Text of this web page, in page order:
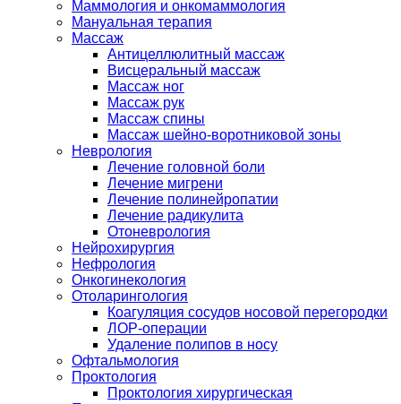
Маммология и онкомаммология
Мануальная терапия
Массаж
Антицеллюлитный массаж
Висцеральный массаж
Массаж ног
Массаж рук
Массаж спины
Массаж шейно-воротниковой зоны
Неврология
Лечение головной боли
Лечение мигрени
Лечение полинейропатии
Лечение радикулита
Отоневрология
Нейрохирургия
Нефрология
Онкогинекология
Отоларингология
Коагуляция сосудов носовой перегородки
ЛОР-операции
Удаление полипов в носу
Офтальмология
Проктология
Проктология хирургическая